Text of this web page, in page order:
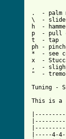
.  -
\  - slide
h  -
p  - pull
t  - tap
ph -
*  - see
x  -
,  - slight
"  -
Tuning -
This is a
|-----4-